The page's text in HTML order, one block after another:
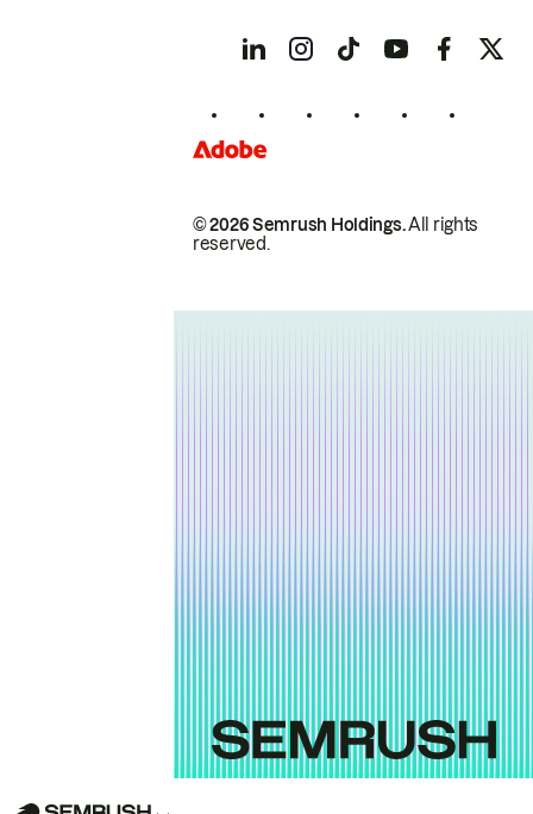
© 2026 Semrush Holdings.All rights
reserved.